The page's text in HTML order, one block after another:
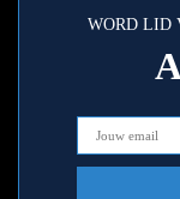
WORD LID